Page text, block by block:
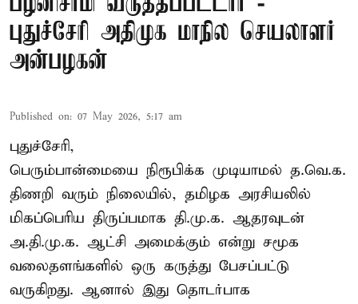
புதுச்சேரி அதிமுக மாநில செயலாளர்
அன்பழகன்
Published on: 07 May 2026, 5:17 am
புதுச்சேரி,
பெரும்பான்மையை நிரூபிக்க முடியாமல் த.வெ.க.
திணறி வரும் நிலையில், தமிழக அரசியலில்
மிகப்பெரிய திருப்பமாக தி.மு.க. ஆதரவுடன்
அ.தி.மு.க. ஆட்சி அமைக்கும் என்று சமூக
வலைதளங்களில் ஒரு கருத்து பேசப்பட்டு
வருகிறது. ஆனால் இது தொடர்பாக